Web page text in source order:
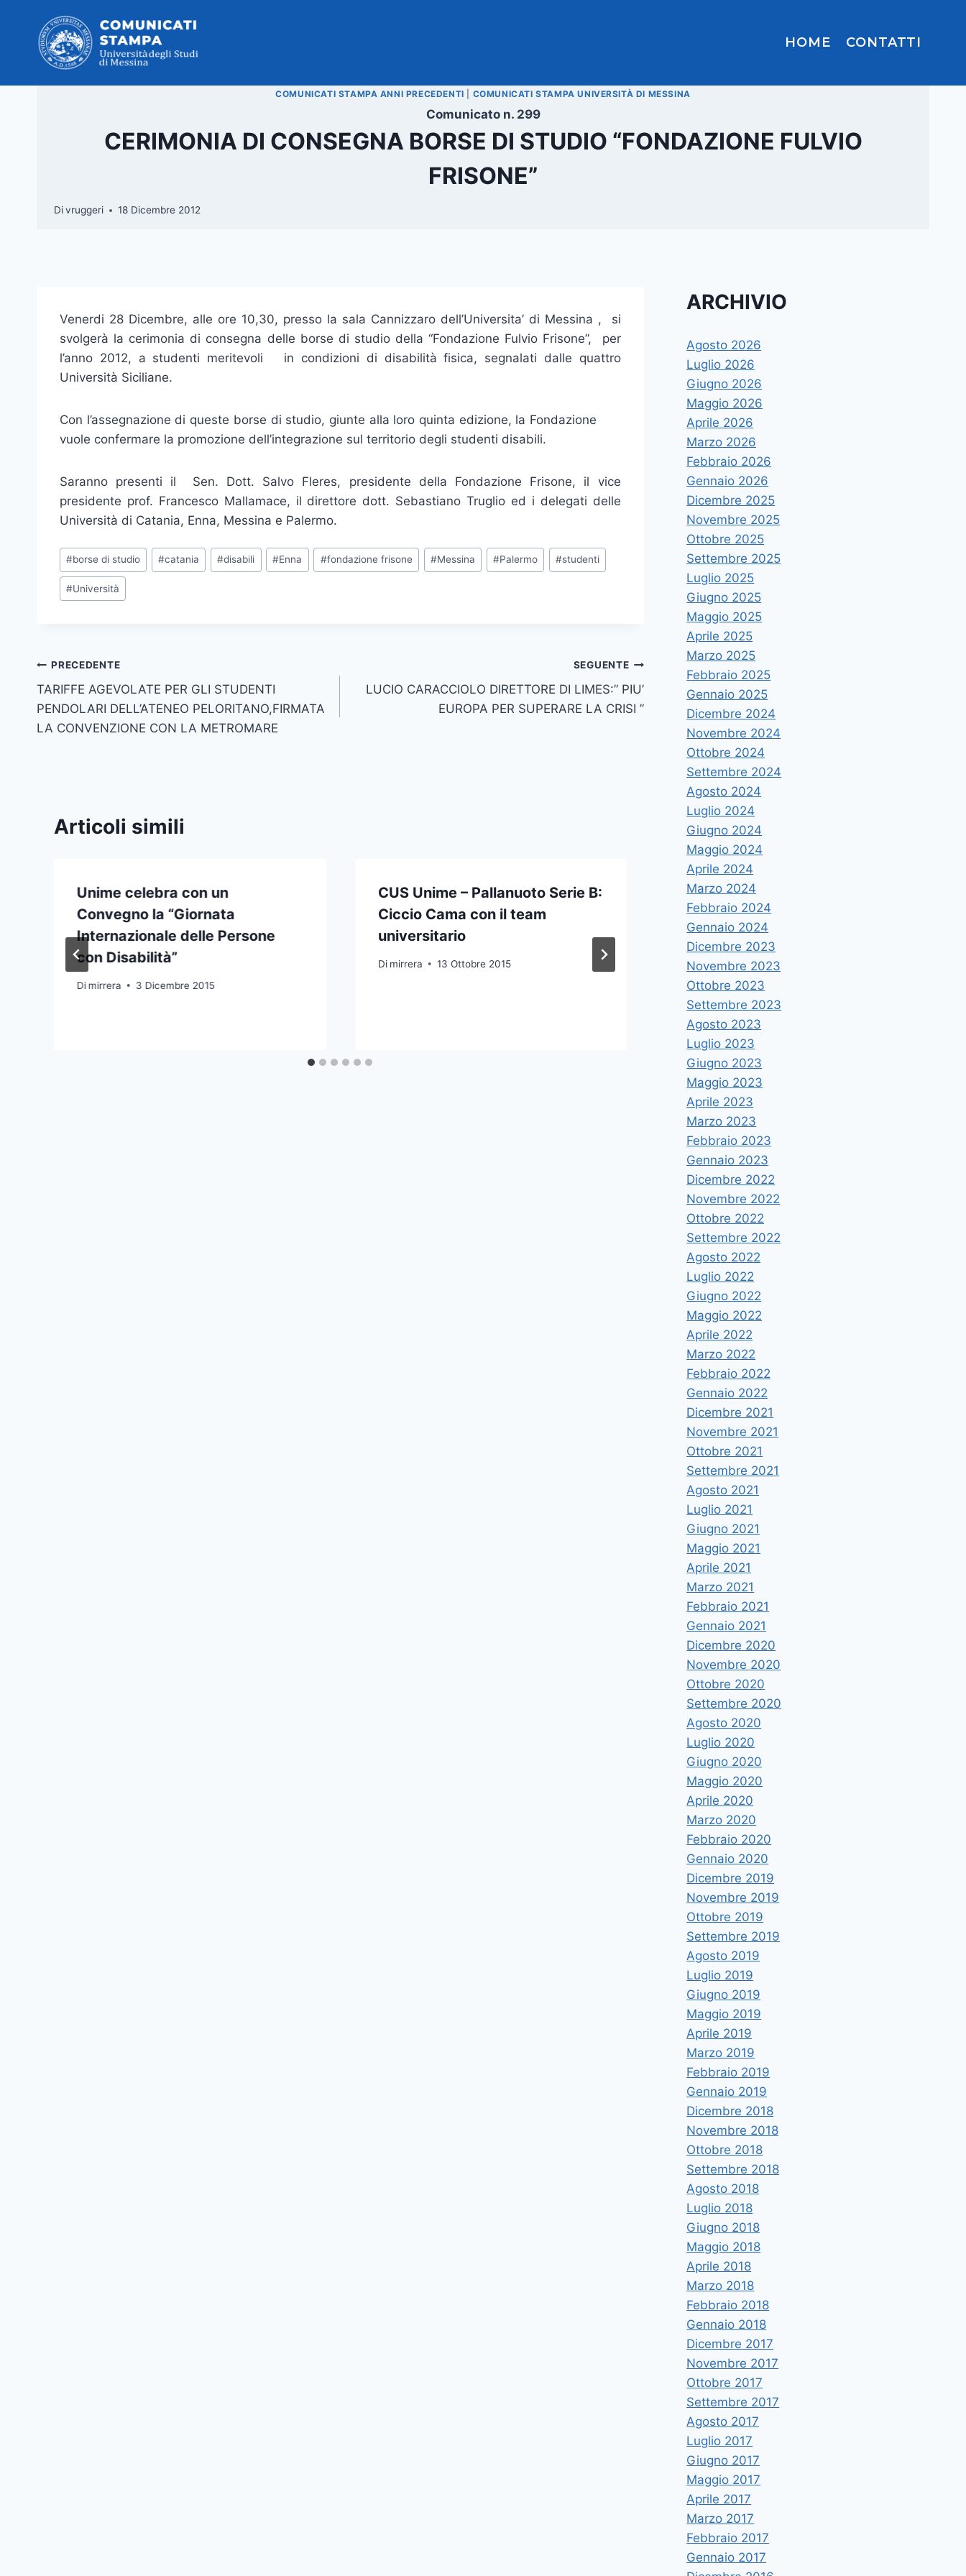
contenuto
HOME CONTATTI
COMUNICATI STAMPA ANNI PRECEDENTI COMUNICATI STAMPA UNIVERSITÀ DI MESSINA
Comunicato n. 299
CERIMONIA DI CONSEGNA BORSE DI STUDIO “FONDAZIONE FULVIO
FRISONE”
Divruggeri 18 Dicembre 2012
Venerdi 28 Dicembre, alle ore 10,30, presso la sala Cannizzaro dell’Universita’ di Messina , si
svolgerà la cerimonia di consegna delle borse di studio della “Fondazione Fulvio Frisone”, per
l’anno 2012, a studenti meritevoli in condizioni di disabilità fisica, segnalati dalle quattro
Università Siciliane.
Con l’assegnazione di queste borse di studio, giunte alla loro quinta edizione, la Fondazione
vuole confermare la promozione dell’integrazione sul territorio degli studenti disabili.
Saranno presenti il Sen. Dott. Salvo Fleres, presidente della Fondazione Frisone, il vice
presidente prof. Francesco Mallamace, il direttore dott. Sebastiano Truglio ed i delegati delle
Università di Catania, Enna, Messina e Palermo.
Tag
articolo:
#borse di studio #catania #disabili #Enna #fondazione frisone #Messina #Palermo #studenti
#Università
Navigazione
articoli
PRECEDENTE
TARIFFE AGEVOLATE PER GLI STUDENTI
PENDOLARI DELL’ATENEO PELORITANO,FIRMATA
LA CONVENZIONE CON LA METROMARE
SEGUENTE
LUCIO CARACCIOLO DIRETTORE DI LIMES:” PIU’
EUROPA PER SUPERARE LA CRISI ”
Articoli simili
Unime celebra con un
Convegno la “Giornata
Internazionale delle Persone
con Disabilità”
Dimirrera 3 Dicembre 2015
CUS Unime – Pallanuoto Serie B:
Ciccio Cama con il team
universitario
Di mirrera 13 Ottobre 2015
III edizione Cinema in Orto-
Omaggio ad Adolfo Celi
Divruggeri 10 Luglio 2015
ARCHIVIO
Agosto 2026
Luglio 2026
Giugno 2026
Maggio 2026
Aprile 2026
Marzo 2026
Febbraio 2026
Gennaio 2026
Dicembre 2025
Novembre 2025
Ottobre 2025
Settembre 2025
Luglio 2025
Giugno 2025
Maggio 2025
Aprile 2025
Marzo 2025
Febbraio 2025
Gennaio 2025
Dicembre 2024
Novembre 2024
Ottobre 2024
Settembre 2024
Agosto 2024
Luglio 2024
Giugno 2024
Maggio 2024
Aprile 2024
Marzo 2024
Febbraio 2024
Gennaio 2024
Dicembre 2023
Novembre 2023
Ottobre 2023
Settembre 2023
Agosto 2023
Luglio 2023
Giugno 2023
Maggio 2023
Aprile 2023
Marzo 2023
Febbraio 2023
Gennaio 2023
Dicembre 2022
Novembre 2022
Ottobre 2022
Settembre 2022
Agosto 2022
Luglio 2022
Giugno 2022
Maggio 2022
Aprile 2022
Marzo 2022
Febbraio 2022
Gennaio 2022
Dicembre 2021
Novembre 2021
Ottobre 2021
Settembre 2021
Agosto 2021
Luglio 2021
Giugno 2021
Maggio 2021
Aprile 2021
Marzo 2021
Febbraio 2021
Gennaio 2021
Dicembre 2020
Novembre 2020
Ottobre 2020
Settembre 2020
Agosto 2020
Luglio 2020
Giugno 2020
Maggio 2020
Aprile 2020
Marzo 2020
Febbraio 2020
Gennaio 2020
Dicembre 2019
Novembre 2019
Ottobre 2019
Settembre 2019
Agosto 2019
Luglio 2019
Giugno 2019
Maggio 2019
Aprile 2019
Marzo 2019
Febbraio 2019
Gennaio 2019
Dicembre 2018
Novembre 2018
Ottobre 2018
Settembre 2018
Agosto 2018
Luglio 2018
Giugno 2018
Maggio 2018
Aprile 2018
Marzo 2018
Febbraio 2018
Gennaio 2018
Dicembre 2017
Novembre 2017
Ottobre 2017
Settembre 2017
Agosto 2017
Luglio 2017
Giugno 2017
Maggio 2017
Aprile 2017
Marzo 2017
Febbraio 2017
Gennaio 2017